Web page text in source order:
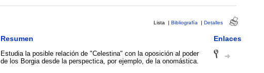
Lista | Bibliografía | Detalles
Resumen Enlaces
Estudia la posible relación de "Celestina" con la oposición al poder
de los Borgia desde la perspectica, por ejemplo, de la onomástica.